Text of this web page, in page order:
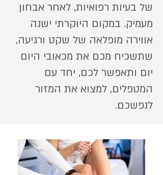
של בעיות רפואיות, לאחר אבחון
מעמיק. במקום היוקרתי ישנה
אווירה מופלאה של שקט ורגיעה,
שתשכיח מכם את מכאובי היום
יום ותאפשר לכם, יחד עם
המטפלים, למצוא את המזור
לנפשכם.